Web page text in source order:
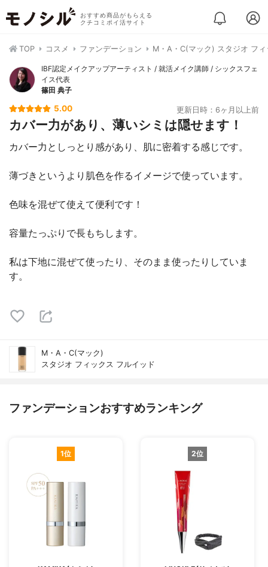
おすすめ商品がもらえる
クチコミポイ活サイト
TOP コスメ ファンデーション M・A・C(マック) スタジオ フ
IBF認定メイクアップアーティスト / 就活メイク講師 / シックスフェ
イス代表
篠田 典子
5.00 更新日時：6ヶ月以上前
カバー力があり、薄いシミは隠せます！
カバー力としっとり感があり、肌に密着する感じです。
薄づきというより肌色を作るイメージで使っています。
色味を混ぜて使えて便利です！
容量たっぷりで長もちします。
私は下地に混ぜて使ったり、そのまま使ったりしていま
す。
M・A・C(マック)
スタジオ フィックス フルイッド
ファンデーションおすすめランキング
1位 2位